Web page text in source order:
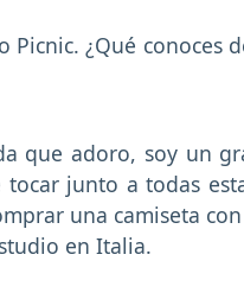
Picnic. ¿Qué conoces
que adoro, soy un
junto a todas
una camiseta
en Italia.